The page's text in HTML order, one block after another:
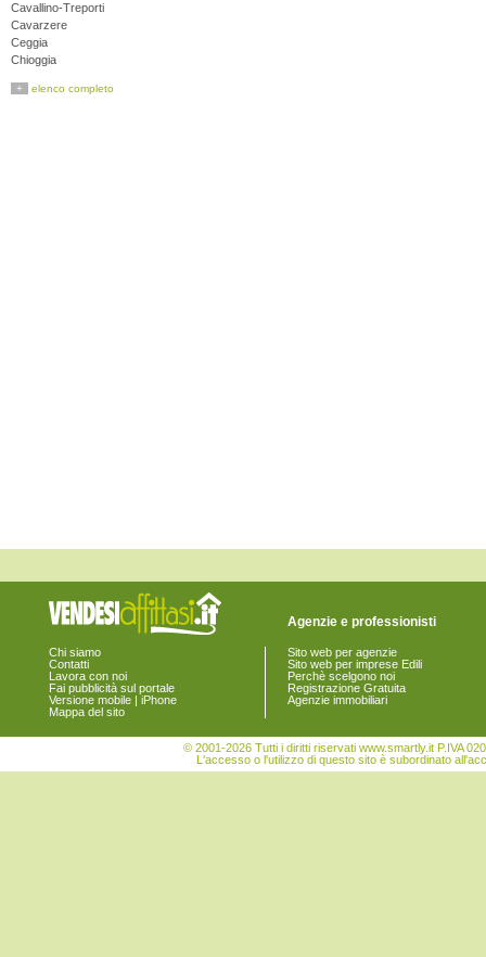
Cavallino-Treporti
Cavarzere
Ceggia
Chioggia
Cona
Spinea
Teglio Veneto
Venezia
Vigonovo
+ elenco completo
Chi siamo
Contatti
Lavora con noi
Fai pubblicità sul portale
Versione mobile | iPhone
Mappa del sito
Agenzie e professionisti
Sito web per agenzie
Sito web per imprese Edili
Perchè scelgono noi
Registrazione Gratuita
Agenzie immobiliari
© 2001-2026 Tutti i diritti riservati www.smartly.it P.IVA
L'accesso o l'utilizzo di questo sito è subordinato